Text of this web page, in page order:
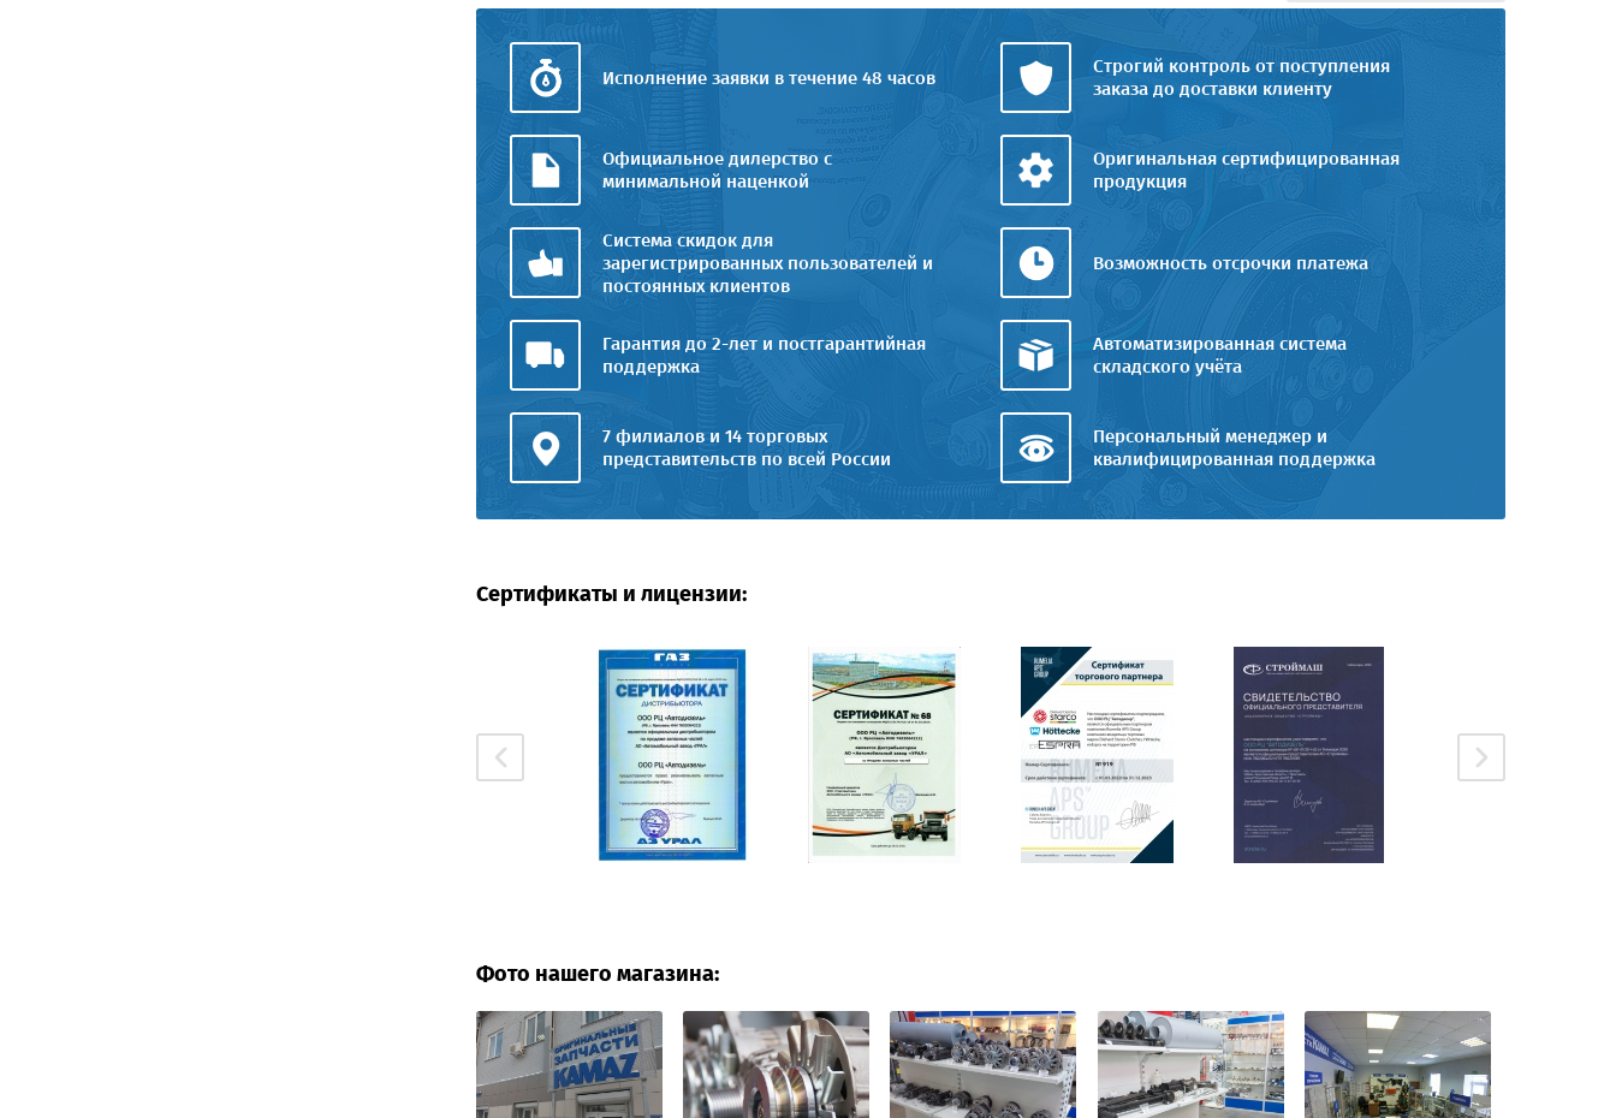
Исполнение заявки в течение 48 часов
Строгий контроль от поступления
заказа до доставки клиенту
Официальное дилерство с
минимальной наценкой
Оригинальная сертифицированная
продукция
Система скидок для
зарегистрированных пользователей и
постоянных клиентов
Возможность отсрочки платежа
Гарантия до 2-лет и постгарантийная
поддержка
Автоматизированная система
складского учёта
7 филиалов и 14 торговых
представительств по всей России
Персональный менеджер и
квалифицированная поддержка
Сертификаты и лицензии:
Фото нашего магазина: